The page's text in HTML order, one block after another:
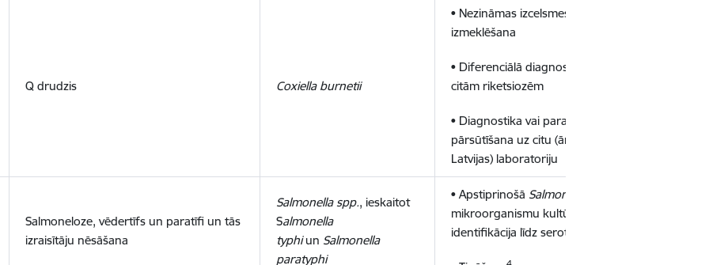
Q drudzis Coxiella burnetii
• Nezināmas izcelsmes paraugu
izmeklēšana
• Diferenciālā diagnostika ar
citām riketsiozēm
• Diagnostika vai parauga
pārsūtīšana uz citu (ārpus
Latvijas) laboratoriju
Salmoneloze, vēdertīfs un paratīfi un tās
izraisītāju nēsāšana
Salmonella spp., ieskaitot
Salmonella
typhiun Salmonella
paratyphi
• Apstiprinošā Salmonella
mikroorganismu kultūru
identifikācija līdz serotipam